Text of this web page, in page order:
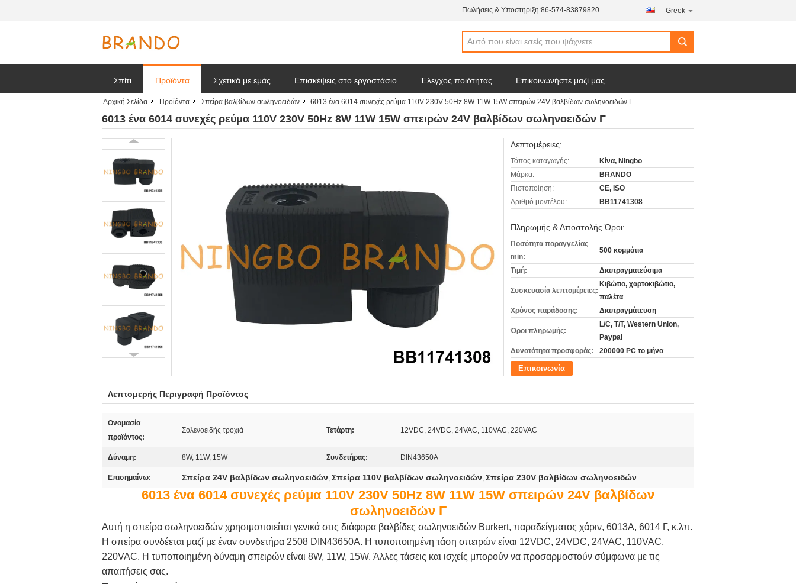
Πωλήσεις & Υποστήριξη:86-574-83879820 Greek
Σπίτι Προϊόντα Σχετικά με εμάς Επισκέψεις στο εργοστάσιο Έλεγχος ποιότητας Επικοινωνήστε μαζί μας
Ζητήστε ένα απόσπασμα Ειδήσεις επιχείρησης
Αρχική Σελίδα Προϊόντα Σπείρα βαλβίδων σωληνοειδών 6013 ένα 6014 συνεχές ρεύμα 110V 230V 50Hz 8W 11W 15W σπειρών 24V βαλβίδων σωληνοειδών Γ
6013 ένα 6014 συνεχές ρεύμα 110V 230V 50Hz 8W 11W 15W σπειρών 24V βαλβίδων σωληνοειδών Γ
Λεπτομέρειες:
Τόπος καταγωγής:
Κίνα, Ningbo
Μάρκα:
BRANDO
Πιστοποίηση:
CE, ISO
Αριθμό μοντέλου:
BB11741308
Πληρωμής & Αποστολής Όροι:
Ποσότητα παραγγελίας
min:
500 κομμάτια
Τιμή: Διαπραγματεύσιμα
Συσκευασία λεπτομέρειες:
Κιβώτιο, χαρτοκιβώτιο,
παλέτα
Χρόνος παράδοσης:
Διαπραγμάτευση
Όροι πληρωμής:
L/C, T/T, Western Union,
Paypal
Δυνατότητα προσφοράς:
200000 PC το μήνα
Επικοινωνία
Λεπτομερής Περιγραφή Προϊόντος
Ονομασία
προϊόντος:
Σολενοειδής τροχιά Τετάρτη: 12VDC, 24VDC, 24VAC, 110VAC, 220VAC
Δύναμη: 8W, 11W, 15W Συνδετήρας: DIN43650A
Επισημαίνω: Σπείρα 24V βαλβίδων σωληνοειδών, Σπείρα 110V βαλβίδων σωληνοειδών, Σπείρα 230V βαλβίδων σωληνοειδών
6013 ένα 6014 συνεχές ρεύμα 110V 230V 50Hz 8W 11W 15W σπειρών 24V βαλβίδων
σωληνοειδών Γ
Αυτή η σπείρα σωληνοειδών χρησιμοποιείται γενικά στις διάφορα βαλβίδες σωληνοειδών Burkert, παραδείγματος χάριν, 6013A, 6014 Γ, κ.λπ.
Η σπείρα συνδέεται μαζί με έναν συνδετήρα 2508 DIN43650A. Η τυποποιημένη τάση σπειρών είναι 12VDC, 24VDC, 24VAC, 110VAC,
220VAC. Η τυποποιημένη δύναμη σπειρών είναι 8W, 11W, 15W. Άλλες τάσεις και ισχείς μπορούν να προσαρμοστούν σύμφωνα με τις
απαιτήσεις σας.